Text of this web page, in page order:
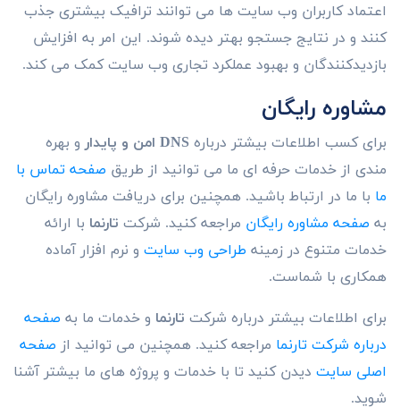
اعتماد کاربران وب سایت ها می توانند ترافیک بیشتری جذب
کنند و در نتایج جستجو بهتر دیده شوند. این امر به افزایش
بازدیدکنندگان و بهبود عملکرد تجاری وب سایت کمک می کند.
مشاوره رایگان
برای کسب اطلاعات بیشتر درباره DNS امن و پایدار
و بهره
مندی از خدمات حرفه ای ما می توانید از طریق صفحه تماس با
ما با ما در ارتباط باشید. همچنین برای دریافت مشاوره رایگان
به صفحه مشاوره رایگان مراجعه کنید. شرکت تارنما با ارائه
خدمات متنوع در زمینه طراحی وب سایت و نرم افزار آماده
همکاری با شماست.
برای اطلاعات بیشتر درباره شرکت تارنما و خدمات ما به صفحه
درباره شرکت تارنما مراجعه کنید. همچنین می توانید از صفحه
اصلی سایت دیدن کنید تا با خدمات و پروژه های ما بیشتر آشنا
شوید.